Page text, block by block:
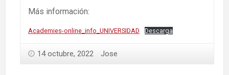
Más información:
Academies-online_info_UNIVERSIDAD Descarga
14 octubre, 2022 Jose